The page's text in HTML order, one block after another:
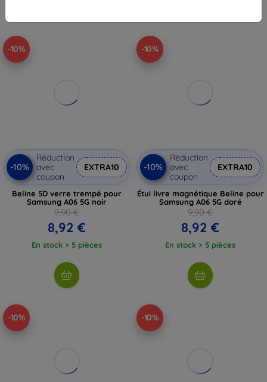
-10%
-10%
Réduction
avec
coupon
EXTRA10
Beline 5D verre trempé pour
Samsung A06 5G noir
9,90 €
8,92 €
En stock > 5 pièces
-10%
-10%
Réduction
avec
coupon
EXTRA10
Étui livre magnétique Beline pour
Samsung A06 5G doré
9,90 €
8,92 €
En stock > 5 pièces
-10% -10%